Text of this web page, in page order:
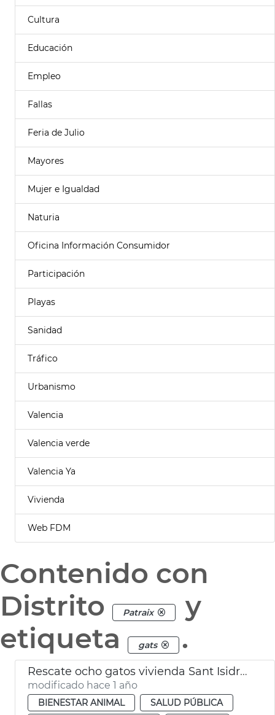
Cultura
Educación
Empleo
Fallas
Feria de Julio
Mayores
Mujer e Igualdad
Naturia
Oficina Información Consumidor
Participación
Playas
Sanidad
Tráfico
Urbanismo
Valencia
Valencia verde
Valencia Ya
Vivienda
Web FDM
Contenido con
Distrito
Patraix
y
etiqueta
gats .
Rescate ocho gatos vivienda Sant Isidre València
modificado hace 1 año
BIENESTAR ANIMAL
SALUD PÚBLICA